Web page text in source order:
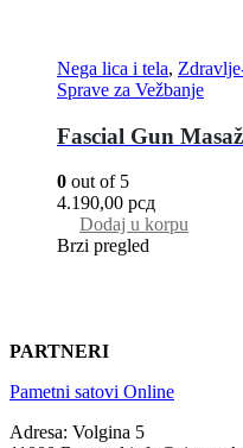
Nega lica i tela,
Sprave za Vežbanje
Fascial Gun
0 out of 5
4.190,00 рсд
Dodaj u korpu
Brzi pregled
PARTNERI
Pametni satovi Online
Adresa: Volgina 5